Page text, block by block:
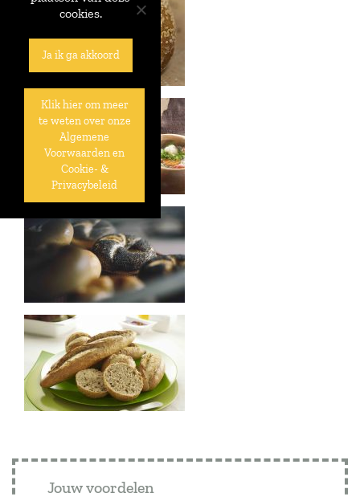
Jouw voordelen
cookies.
Ja ik ga akkoord
Klik hier om meer
te weten over onze
Algemene
Voorwaarden en
Cookie- &
Privacybeleid